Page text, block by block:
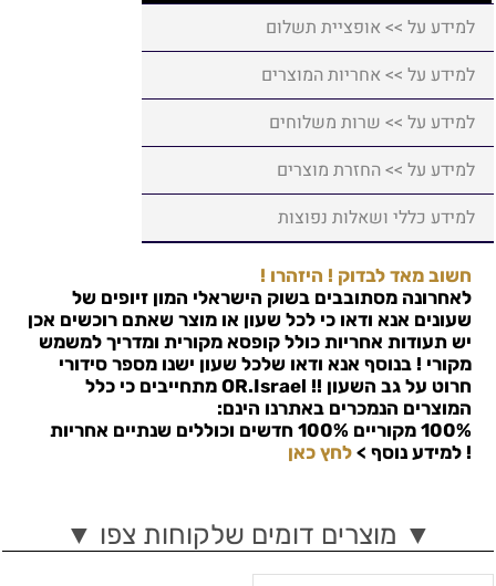
למידע על >> אופציית תשלום
למידע על >> אחריות המוצרים
למידע על >> שרות משלוחים
למידע על >> החזרת מוצרים
למידע כללי ושאלות נפוצות
חשוב מאד לבדוק ! היזהרו !
לאחרונה מסתובבים בשוק הישראלי המון זיופים של
שעונים אנא ודאו כי לכל שעון או מוצר שאתם רוכשים אכן
יש תעודות אחריות כולל קופסא מקורית ומדריך למשמש
מקורי ! בנוסף אנא ודאו שלכל שעון ישנו מספר סידורי
חרוט על גב השעון !! OR.Israel מתחייבים כי כלל
המוצרים הנמכרים באתרנו הינם:
100% מקוריים 100% חדשים וכוללים שנתיים אחריות
! למידע נוסף > לחץ כאן
▼ מוצרים דומים שלקוחות צפו ▼